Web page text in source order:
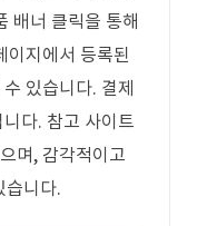
배너 클릭을 통해
이지에서 등록된
있습니다. 결제
다. 참고 사이트
며, 감각적이고
습니다.